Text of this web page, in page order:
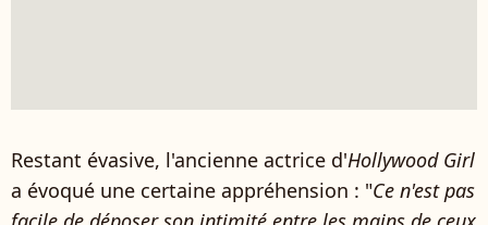
Restant évasive, l'ancienne actrice d'Hollywood Girl
a évoqué une certaine appréhension : "Ce n'est pas